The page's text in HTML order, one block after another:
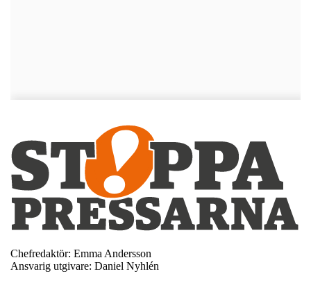
Chefredaktör: Emma Andersson
Ansvarig utgivare: Daniel Nyhlén